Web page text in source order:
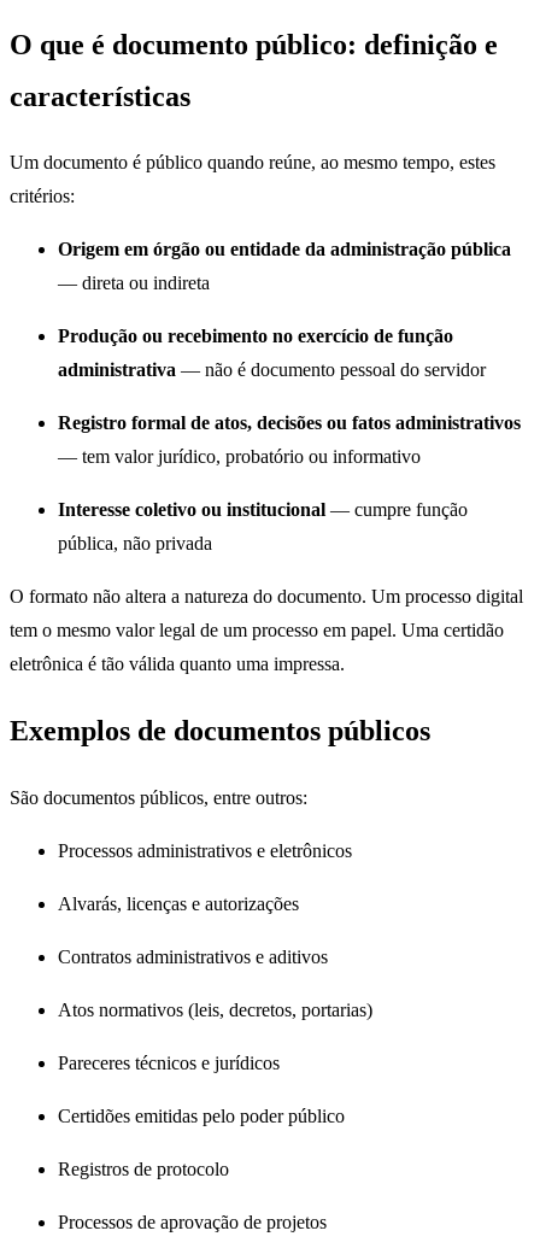
O que é documento público: definição e
características
Um documento é público quando reúne, ao mesmo tempo, estes
critérios:
Origem em órgão ou entidade da administração pública
— direta ou indireta
Produção ou recebimento no exercício de função
administrativa — não é documento pessoal do servidor
Registro formal de atos, decisões ou fatos administrativos
— tem valor jurídico, probatório ou informativo
Interesse coletivo ou institucional — cumpre função
pública, não privada
O formato não altera a natureza do documento. Um processo digital
tem o mesmo valor legal de um processo em papel. Uma certidão
eletrônica é tão válida quanto uma impressa.
Exemplos de documentos públicos
São documentos públicos, entre outros:
Processos administrativos e eletrônicos
Alvarás, licenças e autorizações
Contratos administrativos e aditivos
Atos normativos (leis, decretos, portarias)
Pareceres técnicos e jurídicos
Certidões emitidas pelo poder público
Registros de protocolo
Processos de aprovação de projetos